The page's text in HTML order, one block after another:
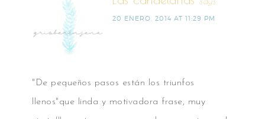
20 ENERO, 2014 AT 11:29 PM
"De pequeños pasos están los triunfos
llenos"que linda y motivadora frase, muy